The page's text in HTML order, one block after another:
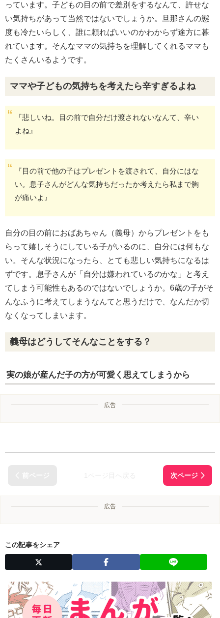
っています。子どもの目の前で差別をするなんて、許せな
い気持ちがあって当然ではないでしょうか。旦那さんの態
度も冷たいらしく、誰に頼ればいいのかわからず途方に暮
れています。そんなママの気持ちを理解してくれるママも
たくさんいるようです。
ママや子どもの気持ちを考えたら辛すぎるよね
『悲しいね。目の前で自分だけ渡されないなんて、辛い
よね』
『目の前で他の子はプレゼントを渡されて、自分にはな
い。息子さんがどんな気持ちだったか考えたら私まで胸
が痛いよ』
自分の目の前におばあちゃん（義母）からプレゼントをも
らって嬉しそうにしている子がいるのに、自分には何もな
い。そんな状況になったら、とても悲しい気持ちになるは
ずです。息子さんが「自分は嫌われているのかな」と考え
てしまう可能性もあるのではないでしょうか。6歳の子がそ
んなふうに考えてしまうなんてと思うだけで、なんだか切
なくなってしまいます。
義母はどうしてそんなことをする？
実の娘が産んだ子の方が可愛く思えてしまうから
広告
広告
この記事をシェア